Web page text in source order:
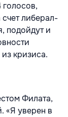
счет либерал-
подойдут и
кризиса.
Филата,
«Я уверен в